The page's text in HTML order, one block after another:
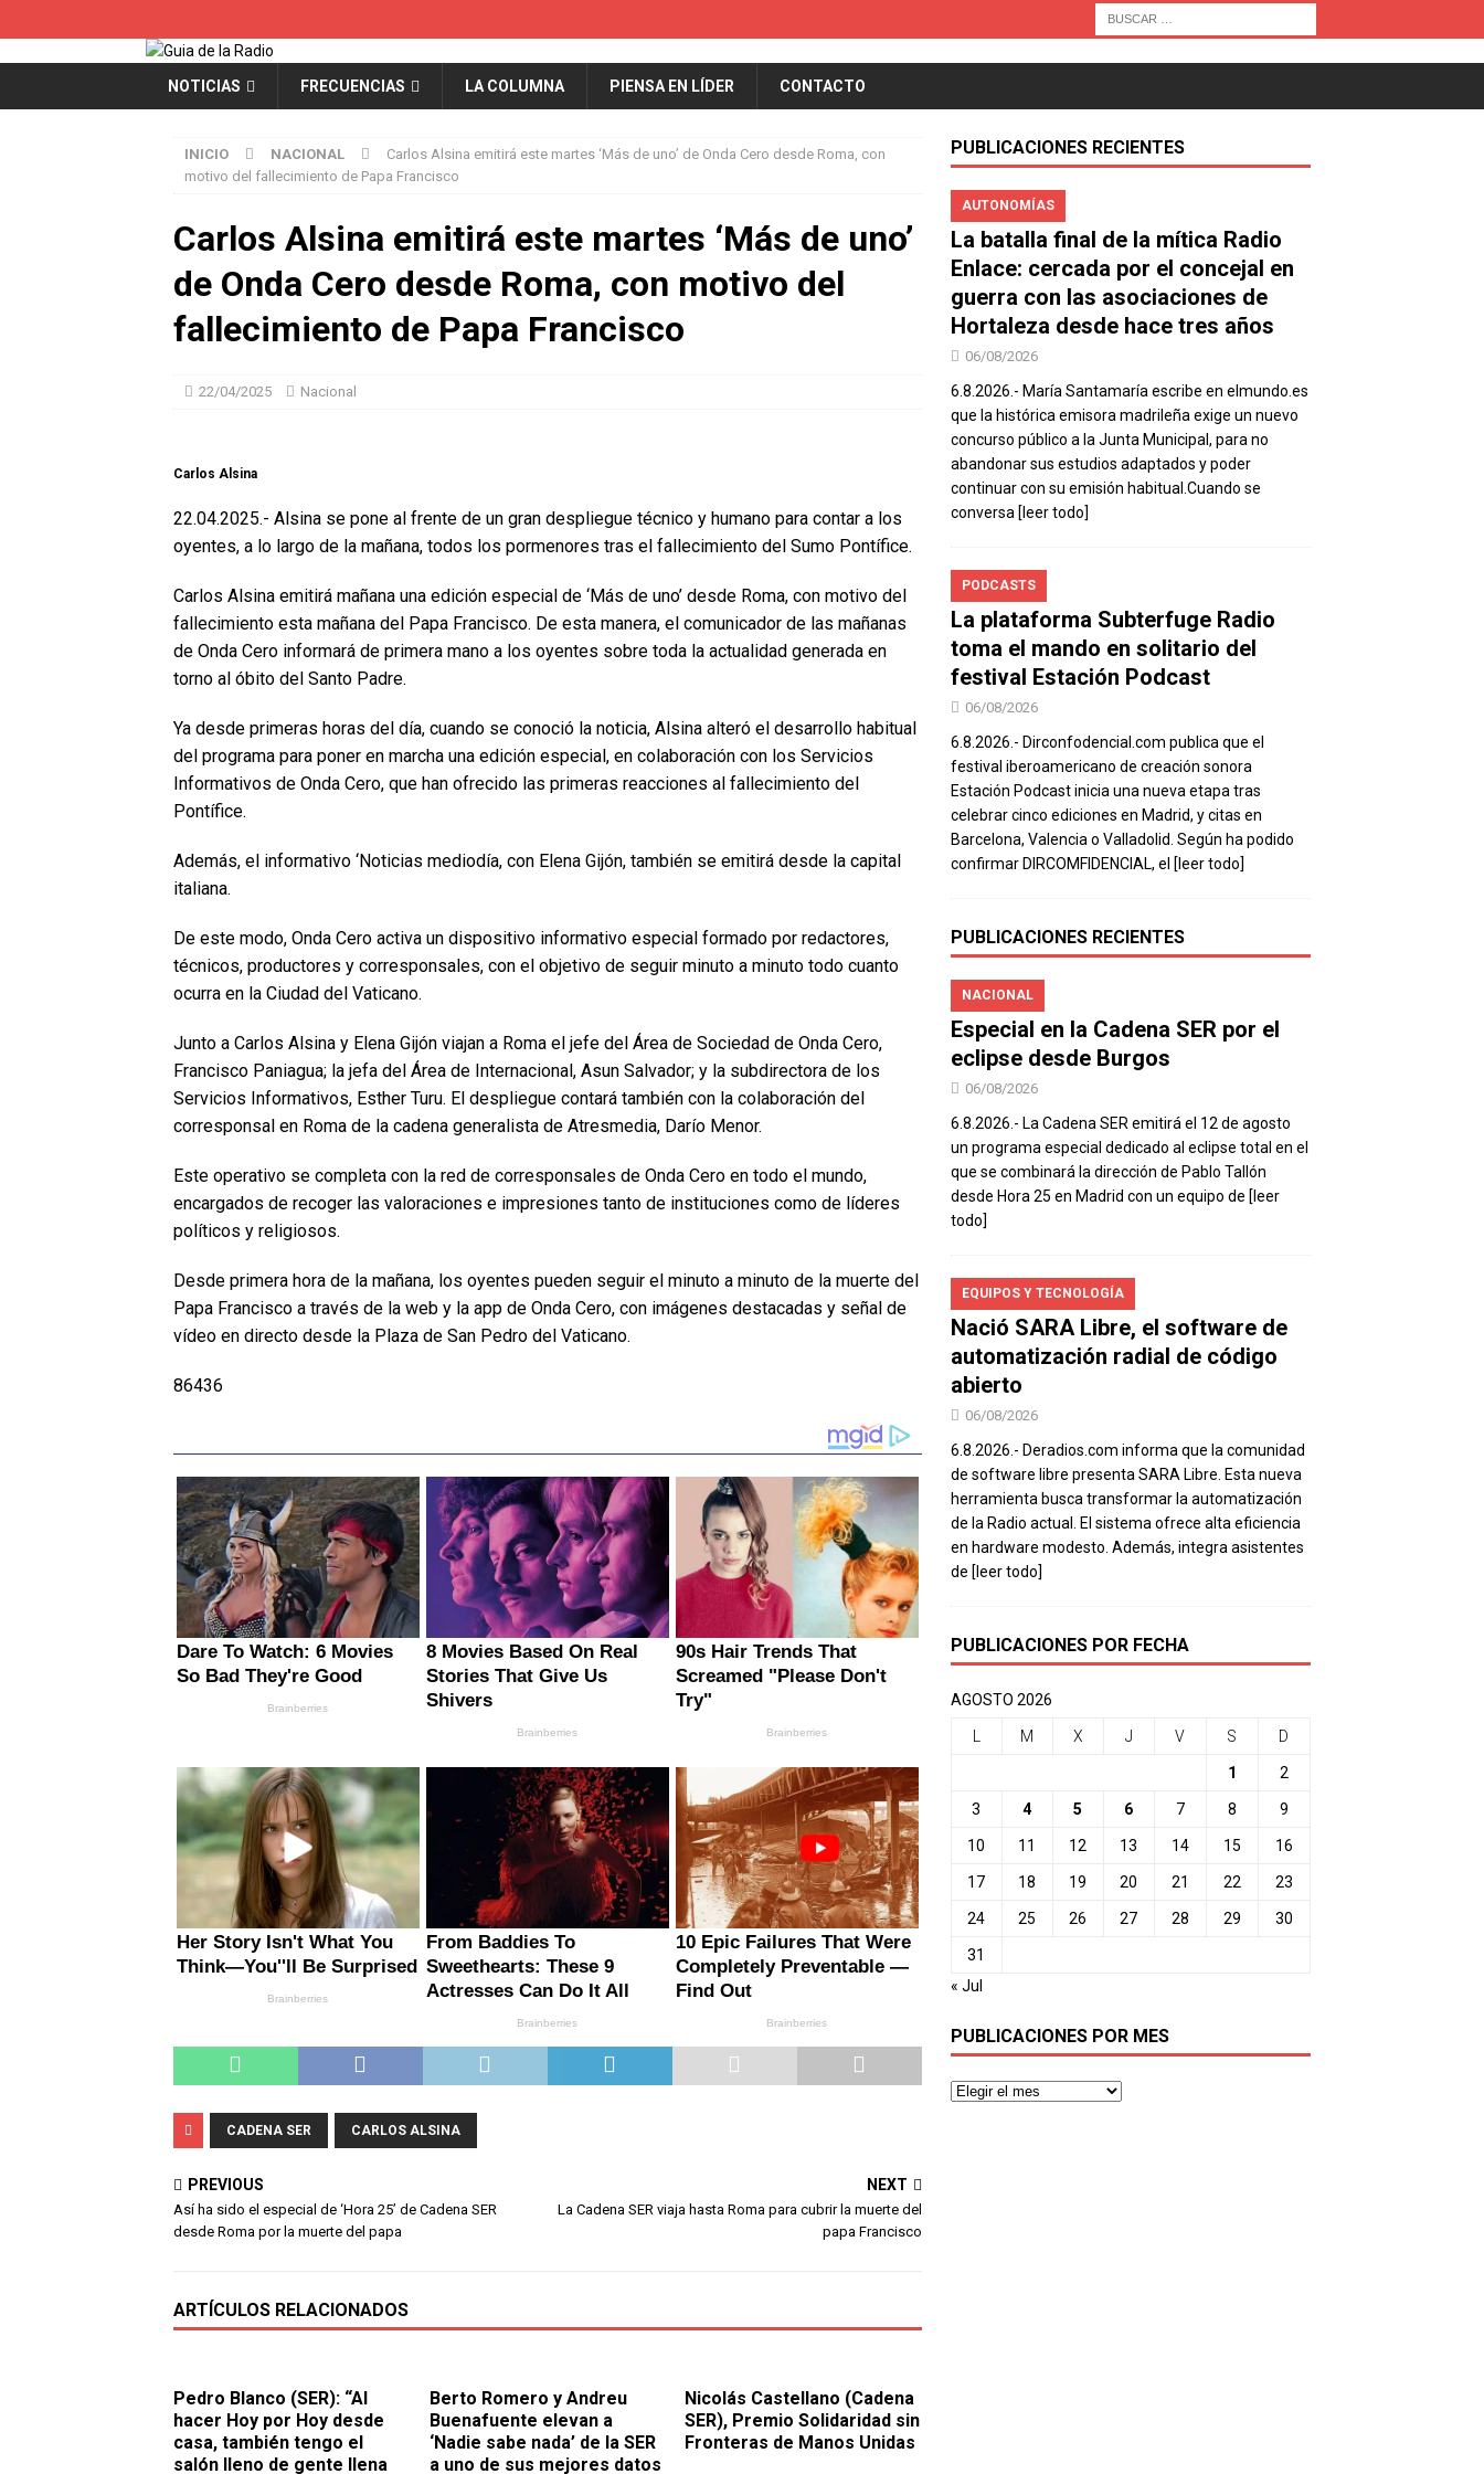
NOTICIAS FRECUENCIAS LA COLUMNA PIENSA EN LÍDER CONTACTO
INICIO NACIONAL
Carlos Alsina emitirá este martes ‘Más de uno’ de Onda Cero desde Roma, con
motivo del fallecimiento de Papa Francisco
Carlos Alsina emitirá este martes ‘Más de uno’
de Onda Cero desde Roma, con motivo del
fallecimiento de Papa Francisco
22/04/2025 Nacional
Carlos Alsina
22.04.2025.- Alsina se pone al frente de un gran despliegue técnico y humano para contar a los
oyentes, a lo largo de la mañana, todos los pormenores tras el fallecimiento del Sumo Pontífice.
Carlos Alsina emitirá mañana una edición especial de ‘Más de uno’ desde Roma, con motivo del
fallecimiento esta mañana del Papa Francisco. De esta manera, el comunicador de las mañanas
de Onda Cero informará de primera mano a los oyentes sobre toda la actualidad generada en
torno al óbito del Santo Padre.
Ya desde primeras horas del día, cuando se conoció la noticia, Alsina alteró el desarrollo habitual
del programa para poner en marcha una edición especial, en colaboración con los Servicios
Informativos de Onda Cero, que han ofrecido las primeras reacciones al fallecimiento del
Pontífice.
Además, el informativo ‘Noticias mediodía, con Elena Gijón, también se emitirá desde la capital
italiana.
De este modo, Onda Cero activa un dispositivo informativo especial formado por redactores,
técnicos, productores y corresponsales, con el objetivo de seguir minuto a minuto todo cuanto
ocurra en la Ciudad del Vaticano.
Junto a Carlos Alsina y Elena Gijón viajan a Roma el jefe del Área de Sociedad de Onda Cero,
Francisco Paniagua; la jefa del Área de Internacional, Asun Salvador; y la subdirectora de los
Servicios Informativos, Esther Turu. El despliegue contará también con la colaboración del
corresponsal en Roma de la cadena generalista de Atresmedia, Darío Menor.
Este operativo se completa con la red de corresponsales de Onda Cero en todo el mundo,
encargados de recoger las valoraciones e impresiones tanto de instituciones como de líderes
políticos y religiosos.
Desde primera hora de la mañana, los oyentes pueden seguir el minuto a minuto de la muerte del
Papa Francisco a través de la web y la app de Onda Cero, con imágenes destacadas y señal de
vídeo en directo desde la Plaza de San Pedro del Vaticano.
86436
CADENA SER CARLOS ALSINA
PREVIOUS
Así ha sido el especial de ‘Hora 25’ de Cadena SER
desde Roma por la muerte del papa
NEXT
La Cadena SER viaja hasta Roma para cubrir la muerte del
papa Francisco
ARTÍCULOS RELACIONADOS
Pedro Blanco (SER): “Al
hacer Hoy por Hoy desde
casa, también tengo el
salón lleno de gente llena
Berto Romero y Andreu
Buenafuente elevan a
‘Nadie sabe nada’ de la SER
a uno de sus mejores datos
Nicolás Castellano (Cadena
SER), Premio Solidaridad sin
Fronteras de Manos Unidas
PUBLICACIONES RECIENTES
AUTONOMÍAS
La batalla final de la mítica Radio
Enlace: cercada por el concejal en
guerra con las asociaciones de
Hortaleza desde hace tres años
06/08/2026
6.8.2026.- María Santamaría escribe en elmundo.es
que la histórica emisora madrileña exige un nuevo
concurso público a la Junta Municipal, para no
abandonar sus estudios adaptados y poder
continuar con su emisión habitual.Cuando se
conversa [leer todo]
PODCASTS
La plataforma Subterfuge Radio
toma el mando en solitario del
festival Estación Podcast
06/08/2026
6.8.2026.- Dirconfodencial.com publica que el
festival iberoamericano de creación sonora
Estación Podcast inicia una nueva etapa tras
celebrar cinco ediciones en Madrid, y citas en
Barcelona, Valencia o Valladolid. Según ha podido
confirmar DIRCOMFIDENCIAL, el [leer todo]
PUBLICACIONES RECIENTES
NACIONAL
Especial en la Cadena SER por el
eclipse desde Burgos
06/08/2026
6.8.2026.- La Cadena SER emitirá el 12 de agosto
un programa especial dedicado al eclipse total en el
que se combinará la dirección de Pablo Tallón
desde Hora 25 en Madrid con un equipo de [leer
todo]
EQUIPOS Y TECNOLOGÍA
Nació SARA Libre, el software de
automatización radial de código
abierto
06/08/2026
6.8.2026.- Deradios.com informa que la comunidad
de software libre presenta SARA Libre. Esta nueva
herramienta busca transformar la automatización
de la Radio actual. El sistema ofrece alta eficiencia
en hardware modesto. Además, integra asistentes
de [leer todo]
PUBLICACIONES POR FECHA
AGOSTO 2026
M X J V S D
1 2
3 4 5 6 7 8 9
10 11 12 13 14 15 16
17 18 19 20 21 22 23
24 25 26 27 28 29 30
31
« Jul
PUBLICACIONES POR MES